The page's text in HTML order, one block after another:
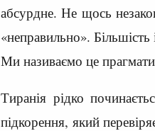
абсурдне. Не щось
«неправильно».
Ми називаємо це
Тиранія рідко
підкорення, який